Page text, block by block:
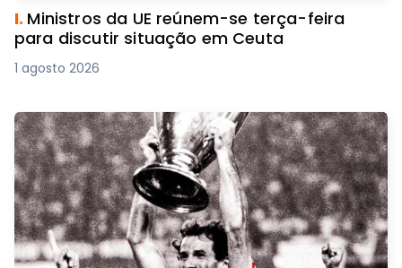
I. Ministros da UE reúnem-se terça-feira
para discutir situação em Ceuta
1 agosto 2026